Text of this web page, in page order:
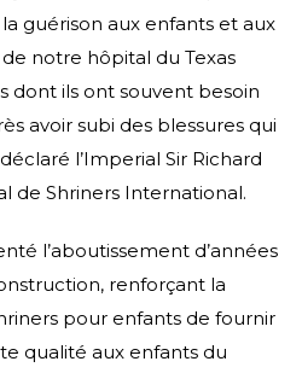
guérison aux enfants et aux
notre hôpital du Texas
dont ils ont souvent besoin
avoir subi des blessures qui
l’Imperial Sir Richard
de Shriners International.
l’aboutissement d’années
renforçant la
pour enfants de fournir
qualité aux enfants du